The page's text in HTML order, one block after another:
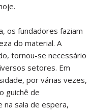
os fundadores faziam
do material. A
tornou-se necessário
setores. Em
por várias vezes,
guichê de
na sala de espera,